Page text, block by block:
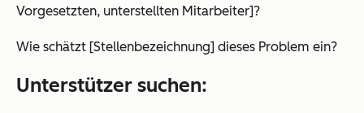
Vorgesetzten, unterstellten Mitarbeiter]?
Wie schätzt [Stellenbezeichnung] dieses Problem ein?
Unterstützer suchen: